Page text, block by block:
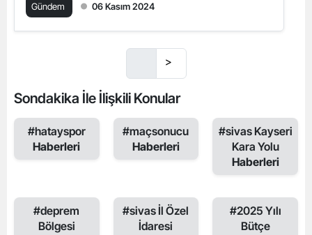
Gündem 06 Kasım 2024
>
Sondakika İle İlişkili Konular
#hatayspor
Haberleri
#maçsonucu
Haberleri
#sivas Kayseri
Kara Yolu
Haberleri
#deprem
Bölgesi
#sivas İl Özel
İdaresi
#2025 Yılı
Bütçe